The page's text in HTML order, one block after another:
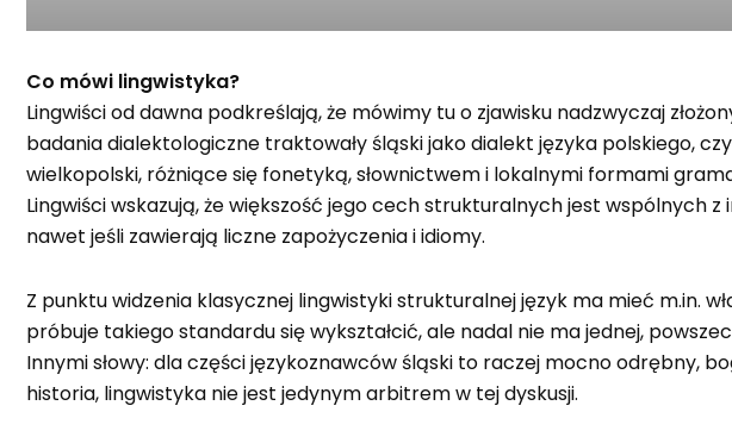
Co mówi lingwistyka?
Lingwiści od dawna podkreślają, że mówimy tu o zjawisku nadzwyczaj
badania dialektologiczne traktowały śląski jako dialekt języka polskiego,
wielkopolski, różniące się fonetyką, słownictwem i lokalnymi formami
Lingwiści wskazują, że większość jego cech strukturalnych jest wspólnych
nawet jeśli zawierają liczne zapożyczenia i idiomy.
Z punktu widzenia klasycznej lingwistyki strukturalnej język ma mieć m.in.
próbuje takiego standardu się wykształcić, ale nadal nie ma jednej,
Innymi słowy: dla części językoznawców śląski to raczej mocno odrębny,
historia, lingwistyka nie jest jedynym arbitrem w tej dyskusji.